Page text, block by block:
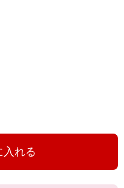
入れる